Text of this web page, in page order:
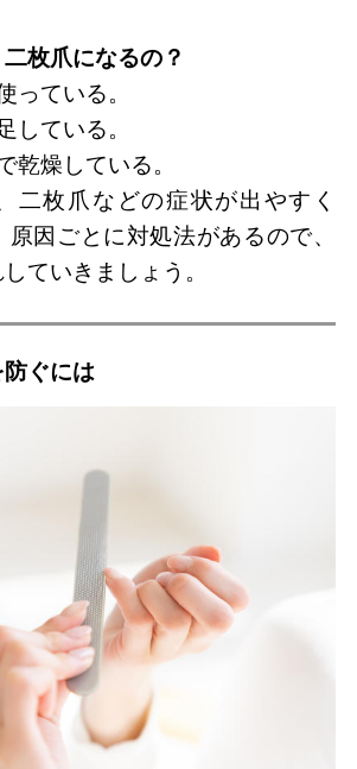
枚爪になるの？
っている。
している。
乾燥している。
二枚爪などの症状が出やすく
因ごとに対処法があるので、
ていきましょう。
ぐには